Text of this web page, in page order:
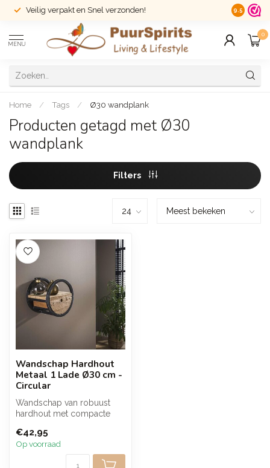
Veilig verpakt en Snel verzonden! 14 dagen
9.5
MENU
0
Home / Tags / Ø30 wandplank
Producten getagd met Ø30
wandplank
Filters
Wandschap Hardhout
Metaal 1 Lade Ø30 cm -
Circular
Wandschap van robuust
hardhout met compacte
metalen frame. D...
€42,95
Op voorraad